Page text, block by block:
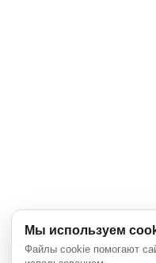
Мы используем
Файлы cookie помогают